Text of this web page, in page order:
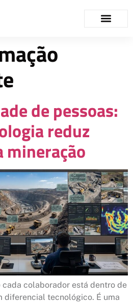
de pessoas:
reduz
mineração
cada colaborador está dentro de
diferencial tecnológico. É uma